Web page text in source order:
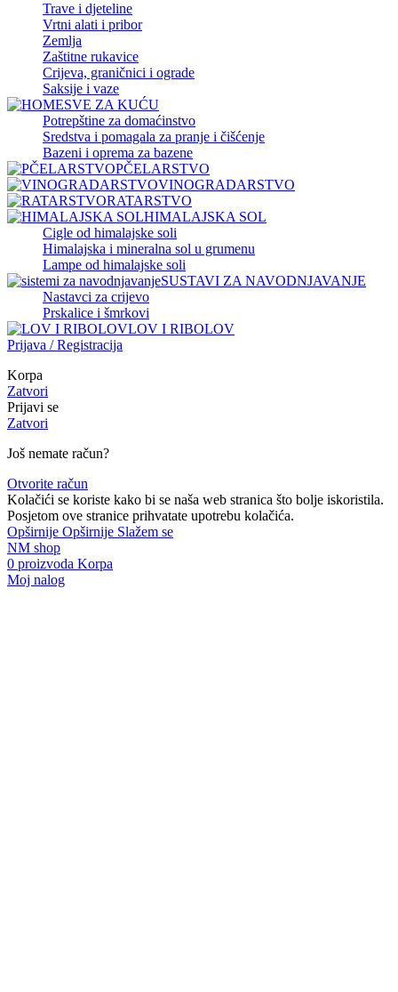
Trave i djeteline
Vrtni alati i pribor
Zemlja
Zaštitne rukavice
Crijeva, graničnici i ograde
Saksije i vaze
SVE ZA KUĆU
Potrepštine za domaćinstvo
Sredstva i pomagala za pranje i čišćenje
Bazeni i oprema za bazene
PČELARSTVO
VINOGRADARSTVO
RATARSTVO
HIMALAJSKA SOL
Cigle od himalajske soli
Himalajska i mineralna sol u grumenu
Lampe od himalajske soli
SUSTAVI ZA NAVODNJAVANJE
Nastavci za crijevo
Prskalice i šmrkovi
LOV I RIBOLOV
Prijava / Registracija
Korpa
Zatvori
Prijavi se
Zatvori
Još nemate račun?
Otvorite račun
Kolačići se koriste kako bi se naša web stranica što bolje iskoristila.
Posjetom ove stranice prihvatate upotrebu kolačića.
Opširnije Opširnije Slažem se
NM shop
0 proizvoda Korpa
Moj nalog